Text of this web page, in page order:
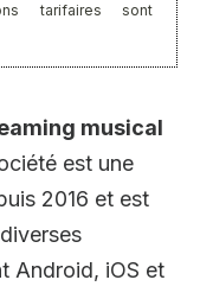
tarifaires sont
musical
est une
2016 et est
Android, iOS et